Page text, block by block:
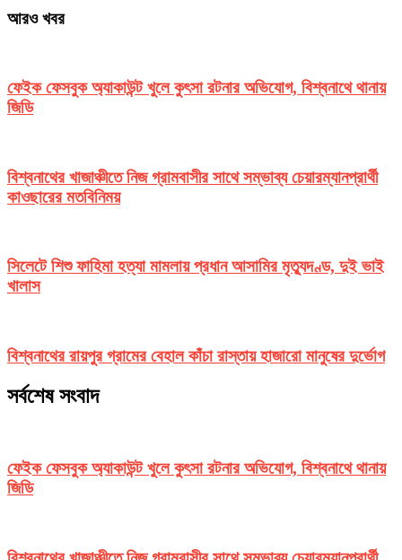
আরও খবর
ফেইক ফেসবুক অ্যাকাউন্ট খুলে কুৎসা রটনার অভিযোগ, বিশ্বনাথে থানায়
জিডি
বিশ্বনাথের খাজাঞ্চীতে নিজ গ্রামবাসীর সাথে সম্ভাব্য চেয়ারম্যানপ্রার্থী
কাওছারের মতবিনিময়
সিলেটে শিশু ফাহিমা হত্যা মামলায় প্রধান আসামির মৃত্যুদণ্ড, দুই ভাই
খালাস
বিশ্বনাথের রায়পুর গ্রামের বেহাল কাঁচা রাস্তায় হাজারো মানুষের দুর্ভোগ
সর্বশেষ সংবাদ
ফেইক ফেসবুক অ্যাকাউন্ট খুলে কুৎসা রটনার অভিযোগ, বিশ্বনাথে থানায়
জিডি